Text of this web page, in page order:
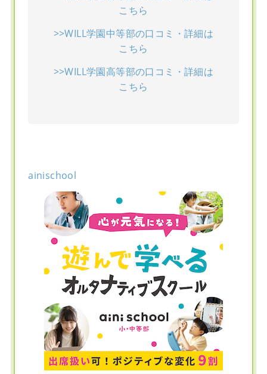
こちら
>>WILL学園中等部の口コミ・詳細は
こちら
>>WILL学園高等部の口コミ・詳細は
こちら
ainischool